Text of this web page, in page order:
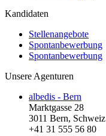
Kandidaten
Stellenangebote
Spontanbewerbung
Spontanbewerbung
Unsere Agenturen
albedis - Bern
Marktgasse 28
3011 Bern, Schweiz
+41 31 555 56 80